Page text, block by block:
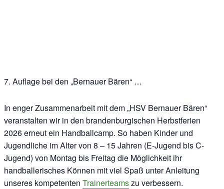
7. Auflage bei den „Bernauer Bären“ …
In enger Zusammenarbeit mit dem „HSV Bernauer Bären“
veranstalten wir in den brandenburgischen Herbstferien
2026 erneut ein Handballcamp. So haben Kinder und
Jugendliche im Alter von 8 – 15 Jahren (E-Jugend bis C-
Jugend) von Montag bis Freitag die Möglichkeit ihr
handballerisches Können mit viel Spaß unter Anleitung
unseres kompetenten Trainerteamszu verbessern.